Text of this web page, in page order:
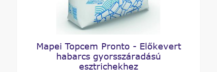
Mapei Topcem Pronto - Előkevert
habarcs gyorsszáradású
esztrichekhez